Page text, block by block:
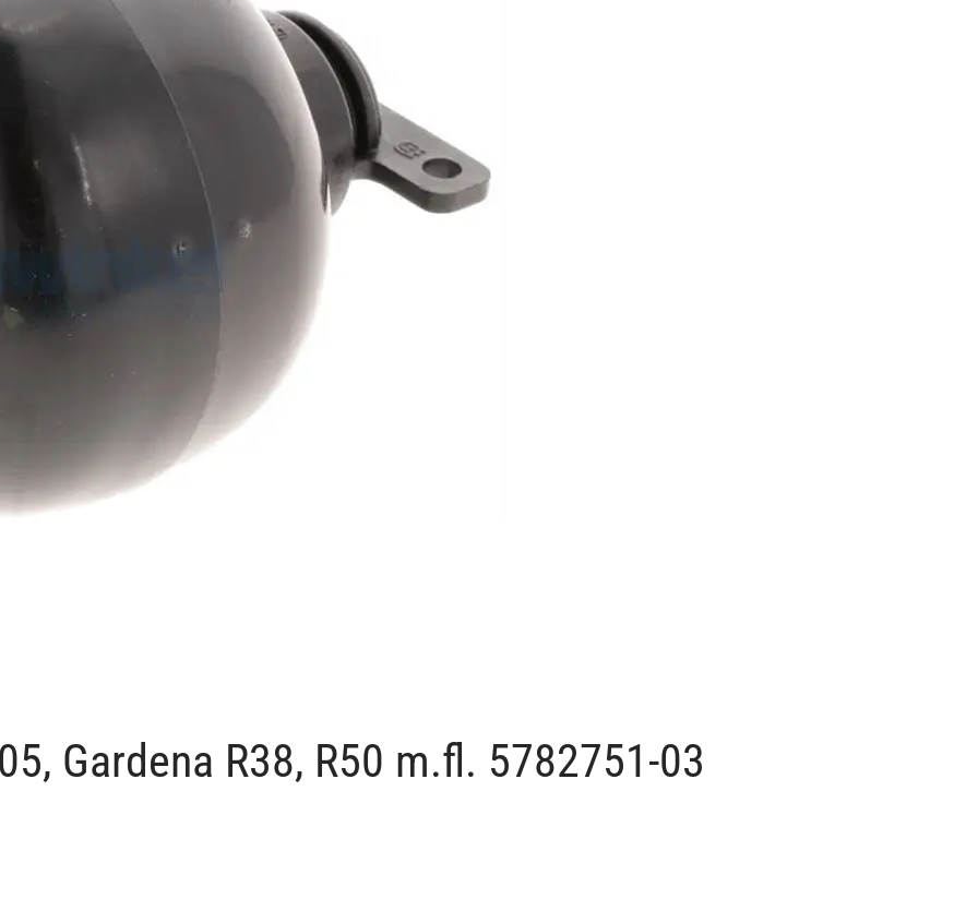
Gardena R38, R50 m.fl. 5782751-03